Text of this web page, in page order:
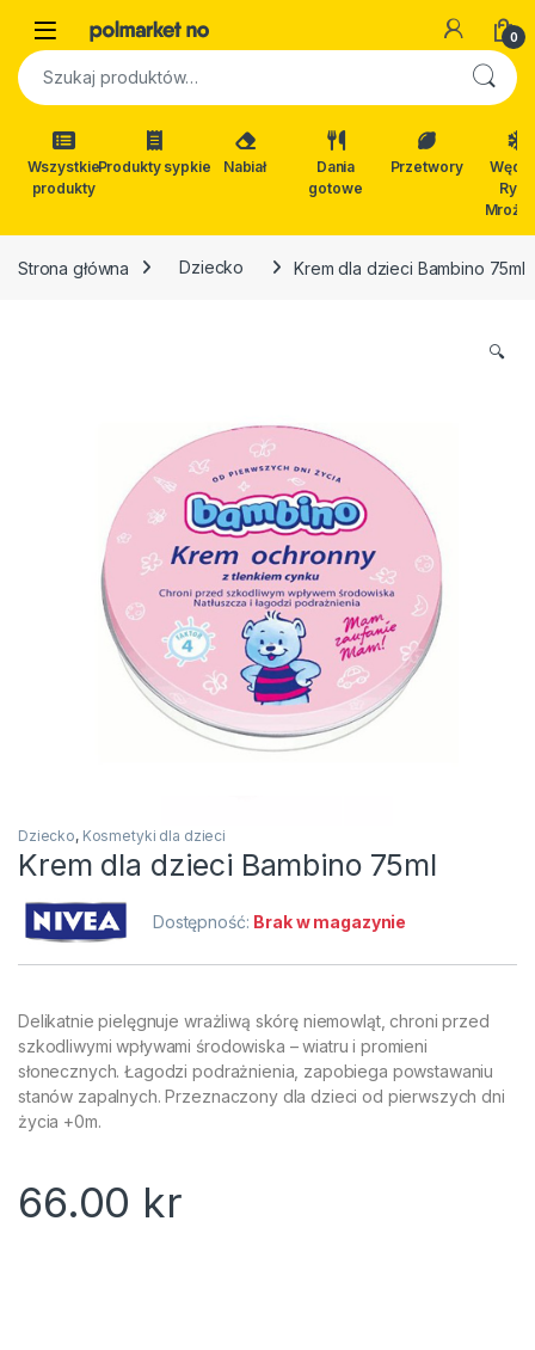
Open 0
Szukaj:
Wszystkie
produkty
Produkty sypkie Nabiał
Dania
gotowe
Przetwory
Ryby
Strona główna Dziecko Krem dla dzieci Bambino 75ml
🔍
Dziecko, Kosmetyki dla dzieci
Krem dla dzieci Bambino 75ml
Dostępność: Brak w magazynie
Delikatnie pielęgnuje wrażliwą skórę niemowląt, chroni przed
szkodliwymi wpływami środowiska – wiatru i promieni
słonecznych. Łagodzi podrażnienia, zapobiega powstawaniu
stanów zapalnych. Przeznaczony dla dzieci od pierwszych dni
życia +0m.
66.00 kr